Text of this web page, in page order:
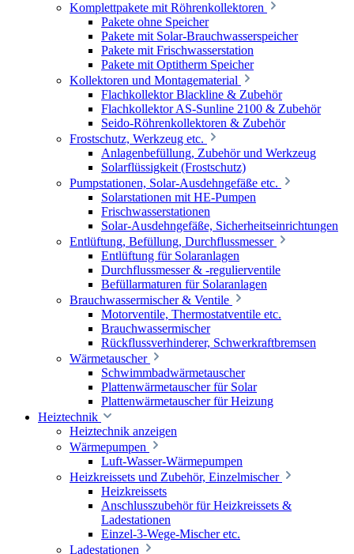
Komplettpakete mit Röhrenkollektoren
Pakete ohne Speicher
Pakete mit Solar-Brauchwasserspeicher
Pakete mit Frischwasserstation
Pakete mit Optitherm Speicher
Kollektoren und Montagematerial
Flachkollektor Blackline & Zubehör
Flachkollektor AS-Sunline 2100 & Zubehör
Seido-Röhrenkollektoren & Zubehör
Frostschutz, Werkzeug etc.
Anlagenbefüllung, Zubehör und Werkzeug
Solarflüssigkeit (Frostschutz)
Pumpstationen, Solar-Ausdehngefäße etc.
Solarstationen mit HE-Pumpen
Frischwasserstationen
Solar-Ausdehngefäße, Sicherheitseinrichtungen
Entlüftung, Befüllung, Durchflussmesser
Entlüftung für Solaranlagen
Durchflussmesser & -regulierventile
Befüllarmaturen für Solaranlagen
Brauchwassermischer & Ventile
Motorventile, Thermostatventile etc.
Brauchwassermischer
Rückflussverhinderer, Schwerkraftbremsen
Wärmetauscher
Schwimmbadwärmetauscher
Plattenwärmetauscher für Solar
Plattenwärmetauscher für Heizung
Heiztechnik
Heiztechnik anzeigen
Wärmepumpen
Luft-Wasser-Wärmepumpen
Heizkreissets und Zubehör, Einzelmischer
Heizkreissets
Anschlusszubehör für Heizkreissets &
Ladestationen
Einzel-3-Wege-Mischer etc.
Ladestationen